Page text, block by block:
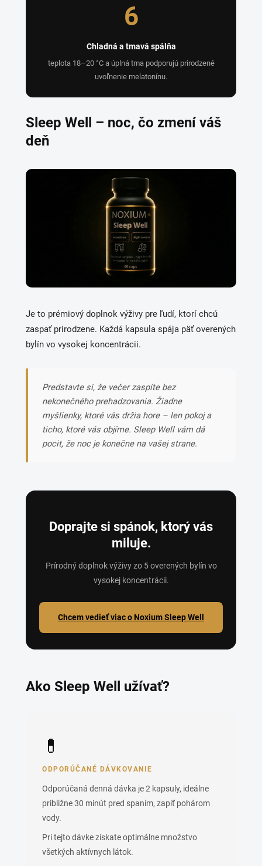
6
Chladná a tmavá spálňa
teplota 18–20 °C a úplná tma podporujú prirodzené
uvoľnenie melatonínu.
Sleep Well – noc, čo zmení váš
deň
Je to prémiový doplnok výživy pre ľudí, ktorí chcú
zaspať prirodzene. Každá kapsula spája päť overených
bylín vo vysokej koncentrácii.
Predstavte si, že večer zaspíte bez
nekonečného prehadzovania. Žiadne
myšlienky, ktoré vás držia hore – len pokoj a
ticho, ktoré vás objíme. Sleep Well vám dá
pocit, že noc je konečne na vašej strane.
Doprajte si spánok, ktorý vás
miluje.
Prírodný doplnok výživy zo 5 overených bylín vo
vysokej koncentrácii.
Chcem vedieť viac o Noxium Sleep Well
Ako Sleep Well užívať?
💊
ODPORÚČANÉ DÁVKOVANIE
Odporúčaná denná dávka je 2 kapsuly, ideálne
približne 30 minút pred spaním, zapiť pohárom
vody.
Pri tejto dávke získate optimálne množstvo
všetkých aktívnych látok.